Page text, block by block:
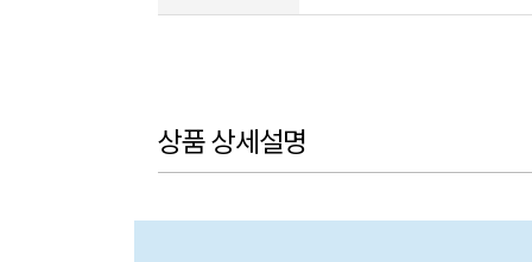
상품 상세설명